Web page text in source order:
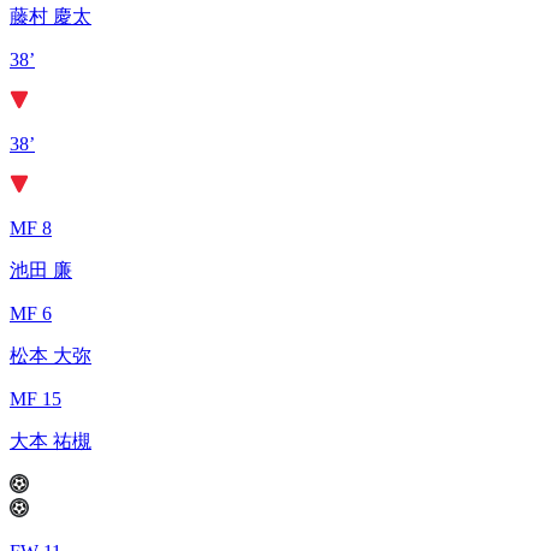
藤村 慶太
38’
38’
MF 8
池田 廉
MF 6
松本 大弥
MF 15
大本 祐槻